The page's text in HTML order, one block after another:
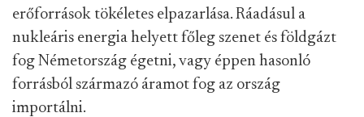
erőforrások tökéletes elpazarlása. Ráadásul a
nukleáris energia helyett főleg szenet és földgázt
fog Németország égetni, vagy éppen hasonló
forrásból származó áramot fog az ország
importálni.